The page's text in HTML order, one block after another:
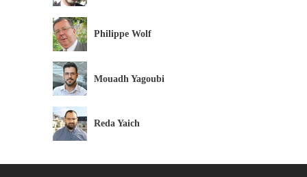
Philippe Wolf
Mouadh Yagoubi
Reda Yaich